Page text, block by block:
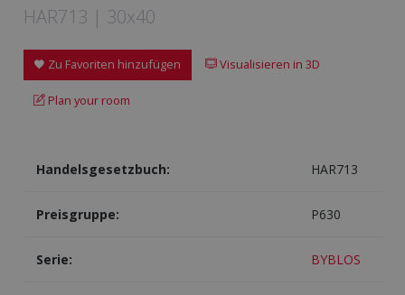
HAR713 | 30x40
Zu Favoriten hinzufügen Visualisieren in 3D
Plan your room
Handelsgesetzbuch: HAR713
Preisgruppe: P630
Serie: BYBLOS